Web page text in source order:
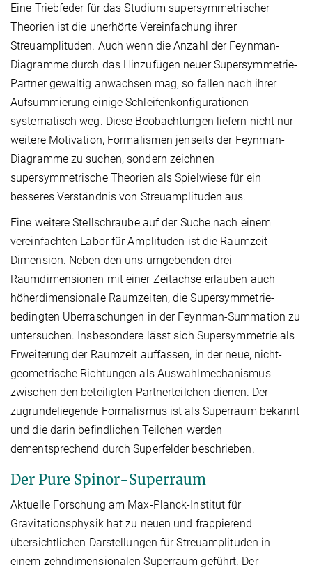
Eine Triebfeder für das Studium supersymmetrischer
Theorien ist die unerhörte Vereinfachung ihrer
Streuamplituden. Auch wenn die Anzahl der Feynman-
Diagramme durch das Hinzufügen neuer Supersymmetrie-
Partner gewaltig anwachsen mag, so fallen nach ihrer
Aufsummierung einige Schleifenkonfigurationen
systematisch weg. Diese Beobachtungen liefern nicht nur
weitere Motivation, Formalismen jenseits der Feynman-
Diagramme zu suchen, sondern zeichnen
supersymmetrische Theorien als Spielwiese für ein
besseres Verständnis von Streuamplituden aus.
Eine weitere Stellschraube auf der Suche nach einem
vereinfachten Labor für Amplituden ist die Raumzeit-
Dimension. Neben den uns umgebenden drei
Raumdimensionen mit einer Zeitachse erlauben auch
höherdimensionale Raumzeiten, die Supersymmetrie-
bedingten Überraschungen in der Feynman-Summation zu
untersuchen. Insbesondere lässt sich Supersymmetrie als
Erweiterung der Raumzeit auffassen, in der neue, nicht-
geometrische Richtungen als Auswahlmechanismus
zwischen den beteiligten Partnerteilchen dienen. Der
zugrundeliegende Formalismus ist als Superraum bekannt
und die darin befindlichen Teilchen werden
dementsprechend durch Superfelder beschrieben.
Der Pure Spinor-Superraum
Aktuelle Forschung am Max-Planck-Institut für
Gravitationsphysik hat zu neuen und frappierend
übersichtlichen Darstellungen für Streuamplituden in
einem zehndimensionalen Superraum geführt. Der